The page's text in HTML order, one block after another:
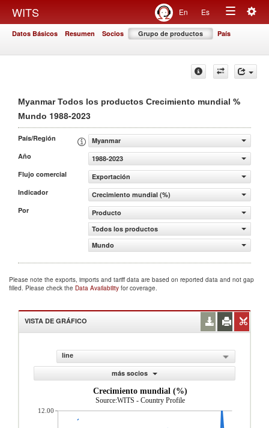
WITS En Es
Toggle
Datos Básicos Resumen Socios Grupo de productos País
Myanmar Todos los productos Crecimiento mundial %
Mundo 1988-2023
País/Región
Myanmar
Año
1988-2023
Flujo comercial
Exportación
Indicador
Crecimiento mundial (%)
Por
Producto
Todos los productos
Mundo
Please note the exports, imports and tariff data are based on reported data and not gap
filled. Please check the Data Availability for coverage.
VISTA DE GRÁFICO
line
más socios
Crecimiento mundial (%)
Source:WITS - Country Profile
12.00